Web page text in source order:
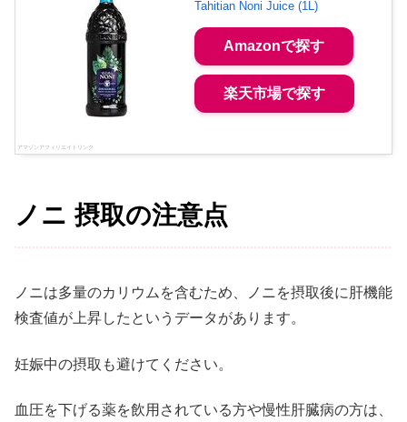
Tahitian Noni Juice (1L)
Amazonで探す
楽天市場で探す
ノニ 摂取の注意点
ノニは多量のカリウムを含むため、ノニを摂取後に肝機能
検査値が上昇したというデータがあります。
妊娠中の摂取も避けてください。
血圧を下げる薬を飲用されている方や慢性肝臓病の方は、